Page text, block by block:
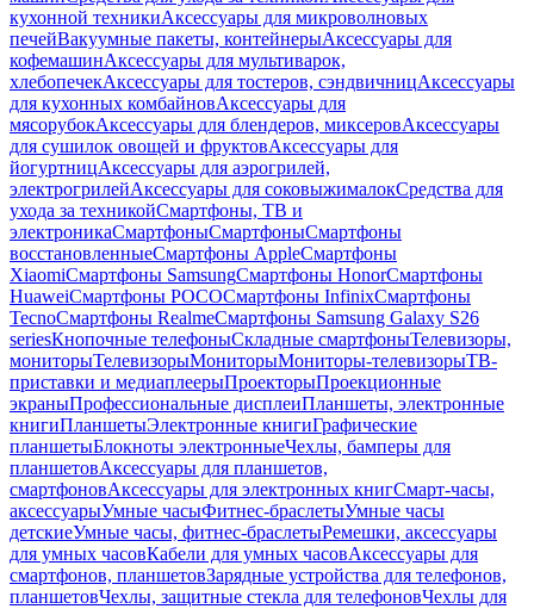
кухонной техникиАксессуары для микроволновых
печейВакуумные пакеты, контейнерыАксессуары для
кофемашинАксессуары для мультиварок,
хлебопечекАксессуары для тостеров, сэндвичницАксессуары
для кухонных комбайновАксессуары для
мясорубокАксессуары для блендеров, миксеровАксессуары
для сушилок овощей и фруктовАксессуары для
йогуртницАксессуары для аэрогрилей,
электрогрилейАксессуары для соковыжималокСредства для
ухода за техникойСмартфоны, ТВ и
электроникаСмартфоныСмартфоныСмартфоны
восстановленныеСмартфоны AppleСмартфоны
XiaomiСмартфоны SamsungСмартфоны HonorСмартфоны
HuaweiСмартфоны POCOСмартфоны InfinixСмартфоны
TecnoСмартфоны RealmeСмартфоны Samsung Galaxy S26
seriesКнопочные телефоныСкладные смартфоныТелевизоры,
мониторыТелевизорыМониторыМониторы-телевизорыТВ-
приставки и медиаплеерыПроекторыПроекционные
экраныПрофессиональные дисплеиПланшеты, электронные
книгиПланшетыЭлектронные книгиГрафические
планшетыБлокноты электронныеЧехлы, бамперы для
планшетовАксессуары для планшетов,
смартфоновАксессуары для электронных книгСмарт-часы,
аксессуарыУмные часыФитнес-браслетыУмные часы
детскиеУмные часы, фитнес-браслетыРемешки, аксессуары
для умных часовКабели для умных часовАксессуары для
смартфонов, планшетовЗарядные устройства для телефонов,
планшетовЧехлы, защитные стекла для телефоновЧехлы для